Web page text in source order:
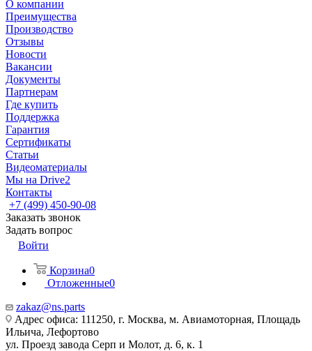
О компании
Преимущества
Производство
Отзывы
Новости
Вакансии
Документы
Партнерам
Где купить
Поддержка
Гарантия
Сертификаты
Статьи
Видеоматериалы
Мы на Drive2
Контакты
+7 (499) 450-90-08
Заказать звонок
Задать вопрос
Войти
Корзина0
Отложенные0
zakaz@ns.parts
Адрес офиса: 111250, г. Москва, м. Авиамоторная, Площадь
Ильича, Лефортово
ул. Проезд завода Серп и Молот, д. 6, к. 1